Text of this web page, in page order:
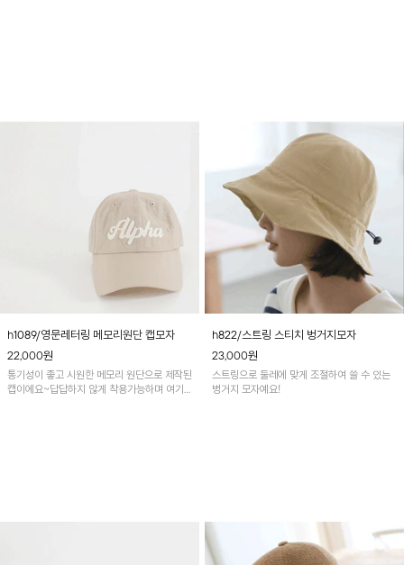
h1089/영문레터링 메모리원단 캡모자
22,000원
통기성이 좋고 시원한 메모리 원단으로 제작된
캡이에요~답답하지 않게 착용가능하며 여기
h822/스트링 스티치 벙거지모자
23,000원
스트링으로 둘레에 맞게 조절하여 쓸 수 있는
벙거지 모자예요!